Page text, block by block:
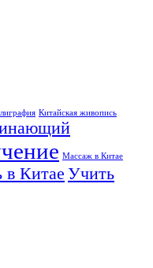
Китайская живопись
Массаж в Китае
в Китае Учить